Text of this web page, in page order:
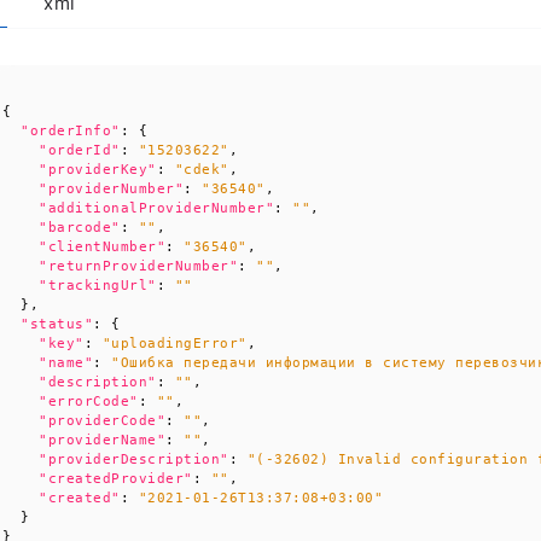
{
"orderInfo" :
{
"orderId" : "15203622" ,
"providerKey" : "cdek" ,
"providerNumber" : "36540" ,
"additionalProviderNumber" : "" ,
"barcode" : "" ,
"clientNumber" : "36540" ,
"returnProviderNumber" : "" ,
"trackingUrl" :
""
},
"status" :
{
"key" : "uploadingError" ,
"name" : "Ошибка передачи информации в систему
"description" : "" ,
"errorCode" : "" ,
"providerCode" : "" ,
"providerName" : "" ,
"providerDescription" :
"(-32602) Invalid configuration
"createdProvider" : "" ,
"created" :
"2021-01-26T13:37:08+03:00"
}
}